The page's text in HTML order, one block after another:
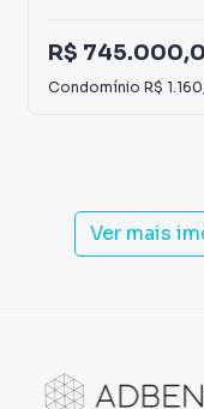
R$
Condomínio R$
Ver mais